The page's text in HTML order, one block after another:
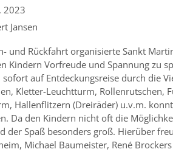
2023
Jansen
und Rückfahrt organisierte Sankt
Kindern Vorfreude und Spannung zu
sofort auf Entdeckungsreise durch die
Kletter-Leuchtturm, Rollenrutschen,
Hallenflitzern (Dreiräder) u.v.m.
Da den Kindern nicht oft die
der Spaß besonders groß. Hierüber
Michael Baumeister, René